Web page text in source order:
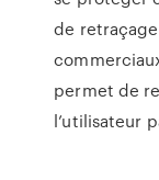
de
permet de
l’utilisateur